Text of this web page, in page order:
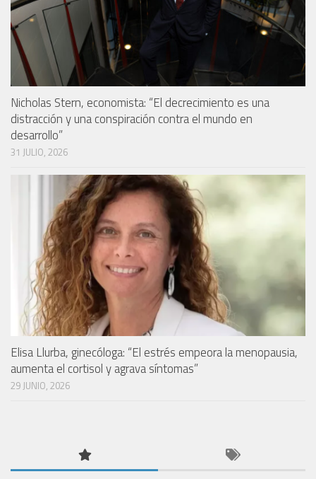
Nicholas Stern, economista: “El decrecimiento es una
distracción y una conspiración contra el mundo en
desarrollo”
31 JULIO, 2026
Elisa Llurba, ginecóloga: “El estrés empeora la menopausia,
aumenta el cortisol y agrava síntomas”
29 JUNIO, 2026